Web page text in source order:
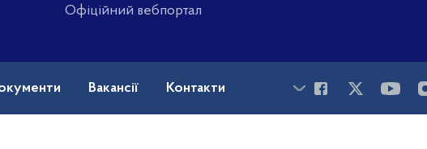
Офіційний вебпортал
Вакансії Контакти